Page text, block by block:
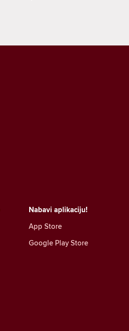
Nabavi aplikaciju!
App Store
Google Play Store